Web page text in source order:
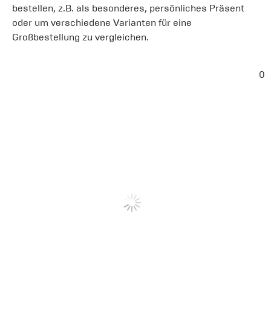
bestellen, z.B. als besonderes, persönliches Präsent
oder um verschiedene Varianten für eine
Großbestellung zu vergleichen.
0